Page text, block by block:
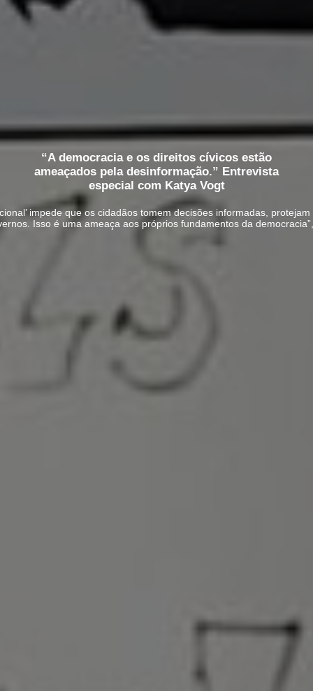
“A democracia e os direitos cívicos estão
ameaçados pela desinformação.” Entrevista
especial com Katya Vogt
impede que os cidadãos tomem decisões informadas,
Isso é uma ameaça aos próprios fundamentos da